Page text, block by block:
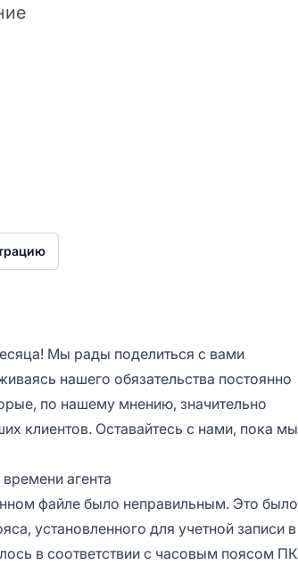
Мы рады поделиться с вами
нашего обязательства постоянно
по нашему мнению, значительно
клиентов. Оставайтесь с нами, пока мы
агента
файле было неправильным. Это было
установленного для учетной записи в
в соответствии с часовым поясом ПК